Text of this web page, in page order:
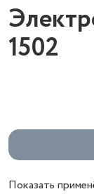
1502
Показать